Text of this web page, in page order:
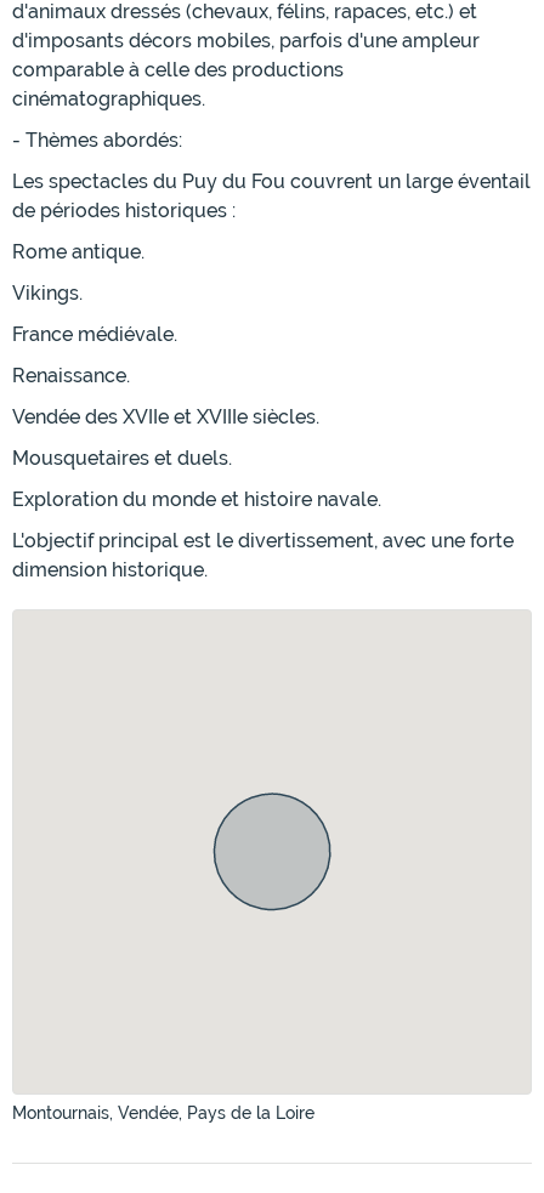
d'animaux dressés (chevaux, félins, rapaces, etc.) et
d'imposants décors mobiles, parfois d'une ampleur
comparable à celle des productions
cinématographiques.
- Thèmes abordés:
Les spectacles du Puy du Fou couvrent un large éventail
de périodes historiques :
Rome antique.
Vikings.
France médiévale.
Renaissance.
Vendée des XVIIe et XVIIIe siècles.
Mousquetaires et duels.
Exploration du monde et histoire navale.
L'objectif principal est le divertissement, avec une forte
dimension historique.
Montournais, Vendée, Pays de la Loire